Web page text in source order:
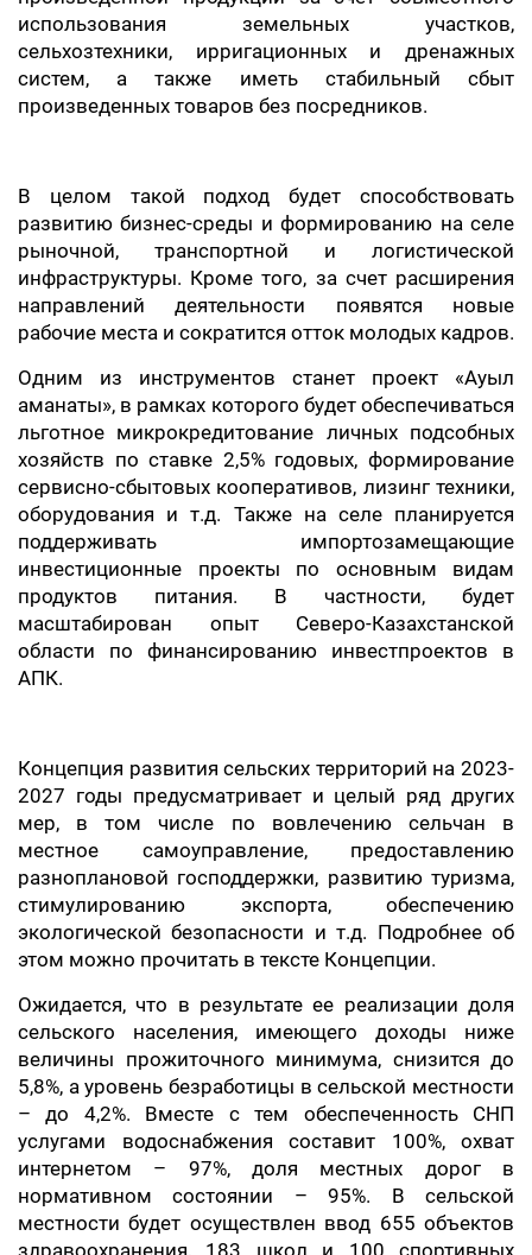
использования земельных участков,
сельхозтехники, ирригационных и дренажных
систем, а также иметь стабильный сбыт
произведенных товаров без посредников.
В целом такой подход будет способствовать
развитию бизнес-среды и формированию на селе
рыночной, транспортной и логистической
инфраструктуры. Кроме того, за счет расширения
направлений деятельности появятся новые
рабочие места и сократится отток молодых кадров.
Одним из инструментов станет проект «Ауыл
аманаты», в рамках которого будет обеспечиваться
льготное микрокредитование личных подсобных
хозяйств по ставке 2,5% годовых, формирование
сервисно-сбытовых кооперативов, лизинг техники,
оборудования и т.д. Также на селе планируется
поддерживать импортозамещающие
инвестиционные проекты по основным видам
продуктов питания. В частности, будет
масштабирован опыт Северо-Казахстанской
области по финансированию инвестпроектов в
АПК.
Концепция развития сельских территорий на 2023-
2027 годы предусматривает и целый ряд других
мер, в том числе по вовлечению сельчан в
местное самоуправление, предоставлению
разноплановой господдержки, развитию туризма,
стимулированию экспорта, обеспечению
экологической безопасности и т.д. Подробнее об
этом можно прочитать в тексте Концепции.
Ожидается, что в результате ее реализации доля
сельского населения, имеющего доходы ниже
величины прожиточного минимума, снизится до
5,8%, а уровень безработицы в сельской местности
– до 4,2%. Вместе с тем обеспеченность СНП
услугами водоснабжения составит 100%, охват
интернетом – 97%, доля местных дорог в
нормативном состоянии – 95%. В сельской
местности будет осуществлен ввод 655 объектов
здравоохранения, 183 школ и 100 спортивных